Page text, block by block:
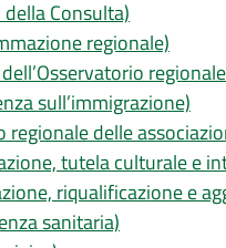
Consulta)
regionale)
sull’immigrazione)
regionale delle
tutela culturale e
riqualificazione e
sanitaria)